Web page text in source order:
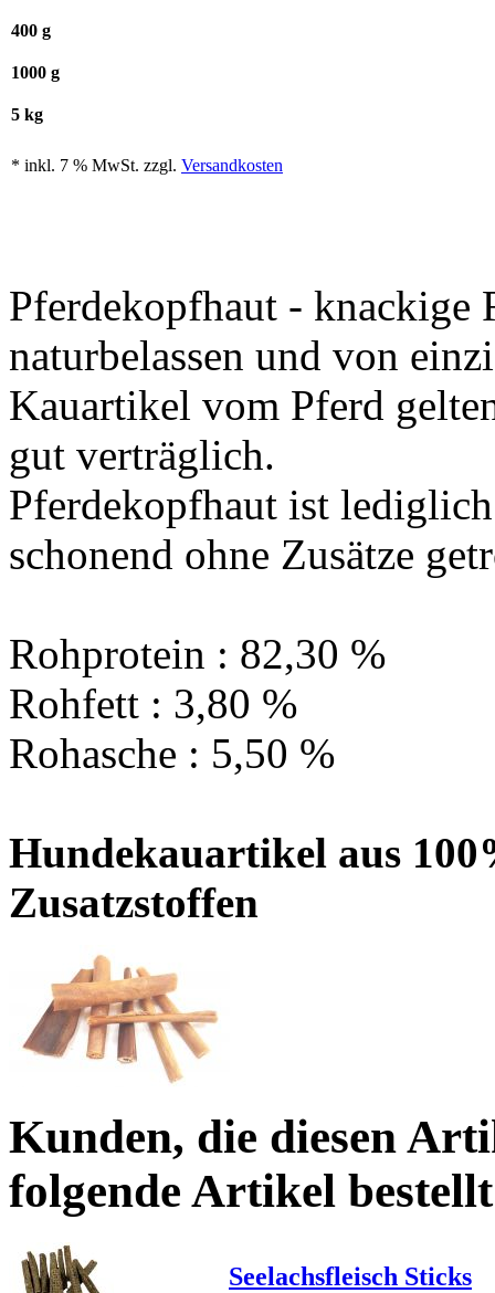
400 g
1000 g
5 kg
* inkl. 7 % MwSt. zzgl. Versandkosten
Pferdekopfhaut - knackige
naturbelassen und von
Kauartikel vom Pferd
gut verträglich.
Pferdekopfhaut ist
schonend ohne Zusätze
Rohprotein : 82,30 %
Rohfett : 3,80 %
Rohasche : 5,50 %
Hundekauartikel aus
Zusatzstoffen
Kunden, die diesen
folgende Artikel
Seelachsfleisch Sticks